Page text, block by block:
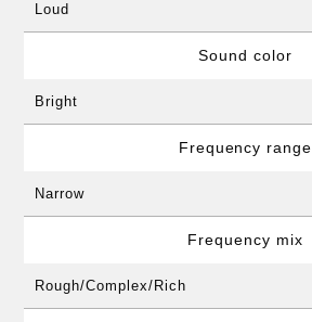
Loud
Sound color
Bright
Frequency range
Narrow
Frequency mix
Rough/Complex/Rich